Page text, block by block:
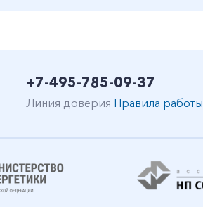
+7-495-785-09-37
Линия доверия Правила работы